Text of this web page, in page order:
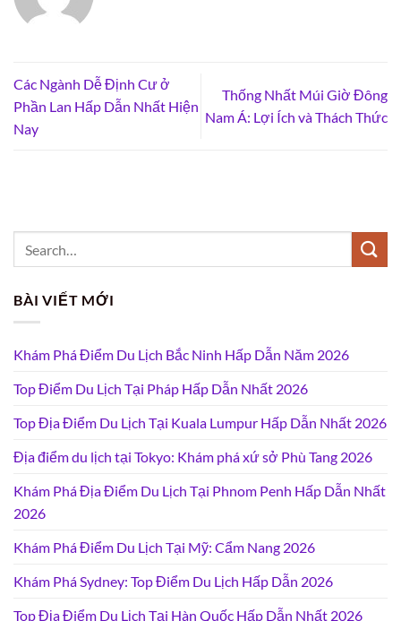
Các Ngành Dễ Định Cư ở
Phần Lan Hấp Dẫn Nhất Hiện
Nay
Thống Nhất Múi Giờ Đông
Nam Á: Lợi Ích và Thách Thức
BÀI VIẾT MỚI
Khám Phá Điểm Du Lịch Bắc Ninh Hấp Dẫn Năm 2026
Top Điểm Du Lịch Tại Pháp Hấp Dẫn Nhất 2026
Top Địa Điểm Du Lịch Tại Kuala Lumpur Hấp Dẫn Nhất 2026
Địa điểm du lịch tại Tokyo: Khám phá xứ sở Phù Tang 2026
Khám Phá Địa Điểm Du Lịch Tại Phnom Penh Hấp Dẫn Nhất
2026
Khám Phá Điểm Du Lịch Tại Mỹ: Cẩm Nang 2026
Khám Phá Sydney: Top Điểm Du Lịch Hấp Dẫn 2026
Top Địa Điểm Du Lịch Tại Hàn Quốc Hấp Dẫn Nhất 2026